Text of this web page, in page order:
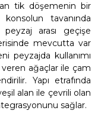
tik döşemenin bir
tavanında
arası geçişe
mevcutta var
peyzajda kullanımı
ağaçlar ile çam
Yapı etrafında
alan ile çevrili olan
sağlar.